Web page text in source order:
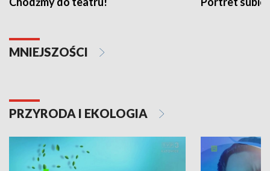
MNIEJSZOŚCI
PRZYRODA I EKOLOGIA